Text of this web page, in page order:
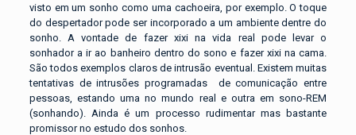
visto em um sonho como uma cachoeira, por exemplo. O toque
do despertador pode ser incorporado a um ambiente dentre do
sonho. A vontade de fazer xixi na vida real pode levar o
sonhador a ir ao banheiro dentro do sono e fazer xixi na cama.
São todos exemplos claros de intrusão eventual. Existem muitas
tentativas de intrusões programadas de comunicação entre
pessoas, estando uma no mundo real e outra em sono-REM
(sonhando). Ainda é um processo rudimentar mas bastante
promissor no estudo dos sonhos.